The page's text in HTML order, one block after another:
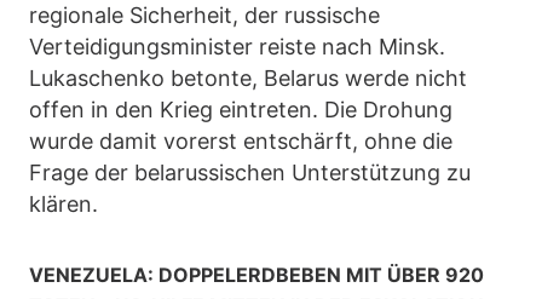
regionale Sicherheit, der russische
Verteidigungsminister reiste nach Minsk.
Lukaschenko betonte, Belarus werde nicht
offen in den Krieg eintreten. Die Drohung
wurde damit vorerst entschärft, ohne die
Frage der belarussischen Unterstützung zu
klären.
VENEZUELA: DOPPELERDBEBEN MIT ÜBER 920